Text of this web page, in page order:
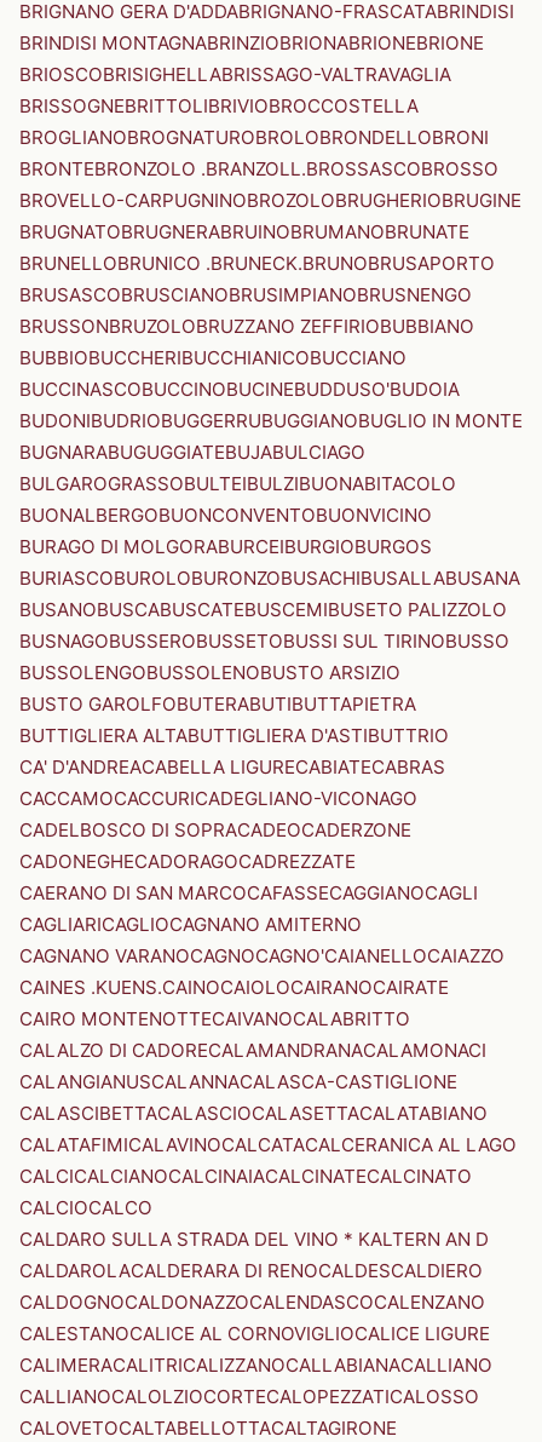
BRIGNANO GERA D'ADDABRIGNANO-FRASCATABRINDISI
BRINDISI MONTAGNABRINZIOBRIONABRIONEBRIONE
BRIOSCOBRISIGHELLABRISSAGO-VALTRAVAGLIA
BRISSOGNEBRITTOLIBRIVIOBROCCOSTELLA
BROGLIANOBROGNATUROBROLOBRONDELLOBRONI
BRONTEBRONZOLO .BRANZOLL.BROSSASCOBROSSO
BROVELLO-CARPUGNINOBROZOLOBRUGHERIOBRUGINE
BRUGNATOBRUGNERABRUINOBRUMANOBRUNATE
BRUNELLOBRUNICO .BRUNECK.BRUNOBRUSAPORTO
BRUSASCOBRUSCIANOBRUSIMPIANOBRUSNENGO
BRUSSONBRUZOLOBRUZZANO ZEFFIRIOBUBBIANO
BUBBIOBUCCHERIBUCCHIANICOBUCCIANO
BUCCINASCOBUCCINOBUCINEBUDDUSO'BUDOIA
BUDONIBUDRIOBUGGERRUBUGGIANOBUGLIO IN MONTE
BUGNARABUGUGGIATEBUJABULCIAGO
BULGAROGRASSOBULTEIBULZIBUONABITACOLO
BUONALBERGOBUONCONVENTOBUONVICINO
BURAGO DI MOLGORABURCEIBURGIOBURGOS
BURIASCOBUROLOBURONZOBUSACHIBUSALLABUSANA
BUSANOBUSCABUSCATEBUSCEMIBUSETO PALIZZOLO
BUSNAGOBUSSEROBUSSETOBUSSI SUL TIRINOBUSSO
BUSSOLENGOBUSSOLENOBUSTO ARSIZIO
BUSTO GAROLFOBUTERABUTIBUTTAPIETRA
BUTTIGLIERA ALTABUTTIGLIERA D'ASTIBUTTRIO
CA' D'ANDREACABELLA LIGURECABIATECABRAS
CACCAMOCACCURICADEGLIANO-VICONAGO
CADELBOSCO DI SOPRACADEOCADERZONE
CADONEGHECADORAGOCADREZZATE
CAERANO DI SAN MARCOCAFASSECAGGIANOCAGLI
CAGLIARICAGLIOCAGNANO AMITERNO
CAGNANO VARANOCAGNOCAGNO'CAIANELLOCAIAZZO
CAINES .KUENS.CAINOCAIOLOCAIRANOCAIRATE
CAIRO MONTENOTTECAIVANOCALABRITTO
CALALZO DI CADORECALAMANDRANACALAMONACI
CALANGIANUSCALANNACALASCA-CASTIGLIONE
CALASCIBETTACALASCIOCALASETTACALATABIANO
CALATAFIMICALAVINOCALCATACALCERANICA AL LAGO
CALCICALCIANOCALCINAIACALCINATECALCINATO
CALCIOCALCO
CALDARO SULLA STRADA DEL VINO * KALTERN AN D
CALDAROLACALDERARA DI RENOCALDESCALDIERO
CALDOGNOCALDONAZZOCALENDASCOCALENZANO
CALESTANOCALICE AL CORNOVIGLIOCALICE LIGURE
CALIMERACALITRICALIZZANOCALLABIANACALLIANO
CALLIANOCALOLZIOCORTECALOPEZZATICALOSSO
CALOVETOCALTABELLOTTACALTAGIRONE